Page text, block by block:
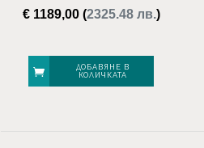
€1189,00(2325.48 лв.)
ДОБАВЯНЕ В
КОЛИЧКАТА